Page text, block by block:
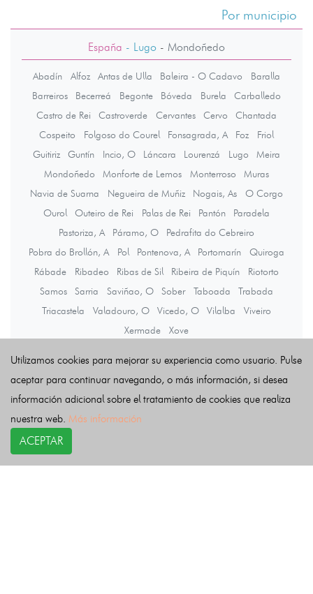
Por municipio
España - Lugo - Mondoñedo
Abadín Alfoz Antas de Ulla Baleira - O Cadavo
Baralla
Barreiros
Becerreá Begonte Bóveda Burela
Carballedo
Castro de Rei
Castroverde Cervantes Cervo
Chantada
Cospeito
Folgoso do Courel Fonsagrada, A Foz
Friol
Guitiriz
Guntín Incio, O Láncara Lourenzá Lugo
Meira
Mondoñedo
Monforte de Lemos Monterroso
Muras
Navia de Suarna
Negueira de Muñiz Nogais, As
O Corgo
Ourol
Outeiro de Rei Palas de Rei Pantón
Paradela
Pastoriza, A
Páramo, O
Pedrafita do Cebreiro
Pobra do Brollón, A
Pol Pontenova, A Portomarín
Quiroga
Rábade
Ribadeo Ribas de Sil Ribeira de Piquín
Riotorto
Samos
Sarria Saviñao, O Sober Taboada
Trabada
Triacastela
Valadouro, O Vicedo, O Vilalba
Viveiro
Xermade
Xove
Últimas noticias
Utilizamos cookies para mejorar su experiencia como usuario. Pulse
aceptar para continuar navegando, o más información, si desea
información adicional sobre el tratamiento de cookies que realiza
nuestra web. Más información
ACEPTAR